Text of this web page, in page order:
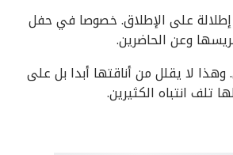
إطلالة على الإطلاق. خصوصا في حفل
وعن الحاضرين.
لا يقلل من أناقتها أبدا بل على
تلف انتباه الكثيرين.